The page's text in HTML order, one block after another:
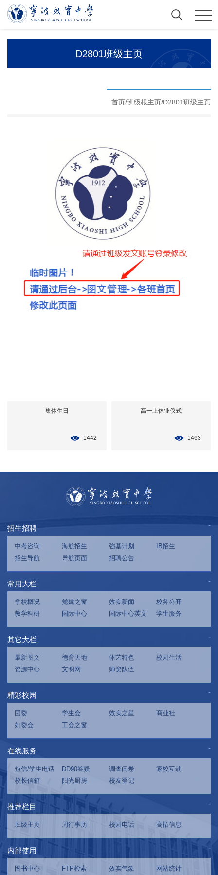
D2801班级主页
首页/班级根主页/D2801班级主页
集体生日
1442
高一上休业仪式
1463
招生招聘
中考咨询 海航招生 強基计划
IB招生
招生导航
导航页面 招聘公告
常用大栏
学校概况 党建之窗 效实新闻
校务公开
教学科研
国际中心 国际中心英文 学生服务
其它大栏
最新图文 德育天地 体艺特色
校园生活
资源中心
文明网 师资队伍
精彩校园
团委 学生会 效实之星
商业社
妇委会
工会之窗
在线服务
短信/学生电话 DD90答疑 调查问卷
家校互动
校长信箱
阳光厨房 校友登记
推荐栏目
班级主页 周行事历 校园电话 高招信息
内部使用
图书中心 FTP检索 效实气象 网站统计